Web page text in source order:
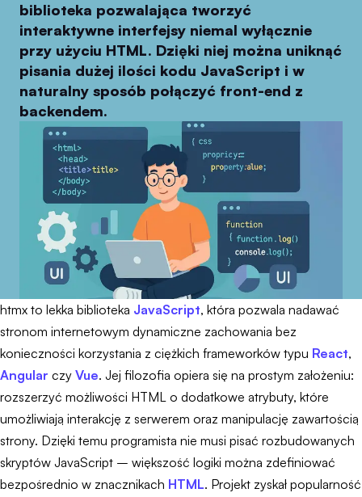
biblioteka pozwalająca tworzyć
interaktywne interfejsy niemal wyłącznie
przy użyciu HTML. Dzięki niej można uniknąć
pisania dużej ilości kodu JavaScript i w
naturalny sposób połączyć front-end z
backendem.
htmx to lekka biblioteka JavaScript, która pozwala nadawać
stronom internetowym dynamiczne zachowania bez
konieczności korzystania z ciężkich frameworków typu React,
Angular czy Vue. Jej filozofia opiera się na prostym założeniu:
rozszerzyć możliwości HTML o dodatkowe atrybuty, które
umożliwiają interakcję z serwerem oraz manipulację zawartością
strony. Dzięki temu programista nie musi pisać rozbudowanych
skryptów JavaScript – większość logiki można zdefiniować
bezpośrednio w znacznikach HTML. Projekt zyskał popularność